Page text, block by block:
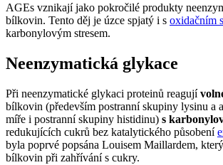
AGEs vznikají jako pokročilé produkty
bílkovin. Tento děj je úzce spjatý i s oxidačním
karbonylovým stresem.
Neenzymatická glykace
Při neenzymatické glykaci proteinů reagují
bílkovin (především postranní skupiny lysinu a
míře i postranní skupiny histidinu) s
redukujících cukrů bez katalytického působení
byla poprvé popsána Louisem Maillardem,
bílkovin při zahřívání s cukry.